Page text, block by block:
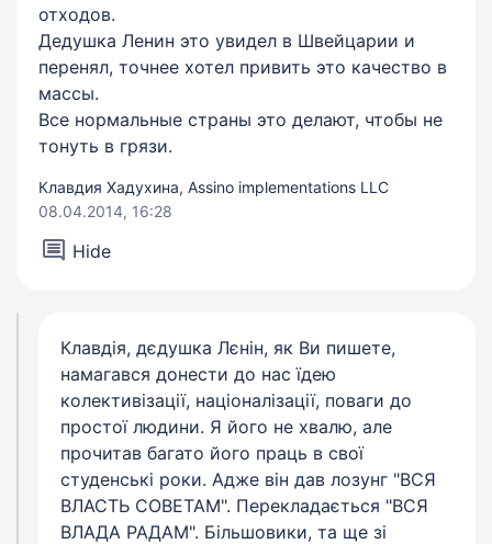
отходов.
Дедушка Ленин это увидел в Швейцарии и
перенял, точнее хотел привить это качество в
массы.
Все нормальные страны это делают, чтобы не
тонуть в грязи.
Клавдия Хадухина, Assino implementations LLC
08.04.2014, 16:28
Hide
Клавдія, дєдушка Лєнін, як Ви пишете,
намагався донести до нас їдею
колективізації, націоналізації, поваги до
простої людини. Я його не хвалю, але
прочитав багато його праць в свої
студенські роки. Адже він дав лозунг "ВСЯ
ВЛАСТЬ СОВЕТАМ". Перекладається "ВСЯ
ВЛАДА РАДАМ". Більшовики, та ще зі